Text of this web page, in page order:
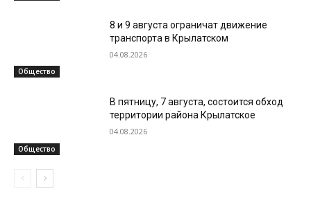
Общество
8 и 9 августа ограничат движение
транспорта в Крылатском
04.08.2026
Общество
В пятницу, 7 августа, состоится обход
территории района Крылатское
04.08.2026